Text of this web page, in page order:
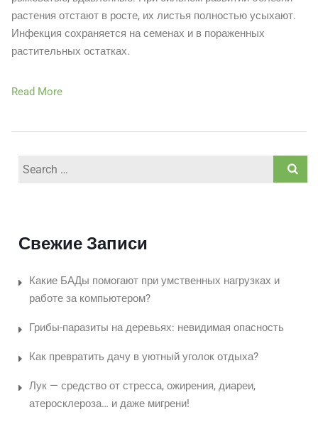
растения отстают в росте, их листья полностью усыхают.
Инфекция сохраняется на семенах и в пораженных
растительных остатках.
Read More
Search
Свежие Записи
Какие БАДы помогают при умственных нагрузках и
работе за компьютером?
Грибы-паразиты на деревьях: невидимая опасность
Как превратить дачу в уютный уголок отдыха?
Лук — средство от стресса, ожирения, диареи,
атеросклероза… и даже мигрени!